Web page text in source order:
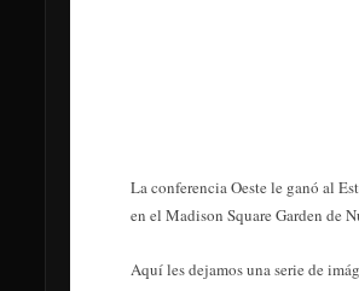
La conferencia Oeste le ganó al
en el Madison Square Garden de
Aquí les dejamos una serie de